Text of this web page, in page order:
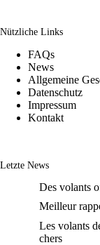
Nützliche Links
FAQs
News
Allgemeine
Datenschutz
Impressum
Kontakt
Letzte News
Des volants
Meilleur
Les volants
chers